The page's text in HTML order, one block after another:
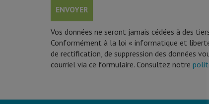
Vos données ne seront jamais cédées à des
Conformément à la loi « informatique et
de rectification, de suppression des données
courriel via ce formulaire. Consultez notre